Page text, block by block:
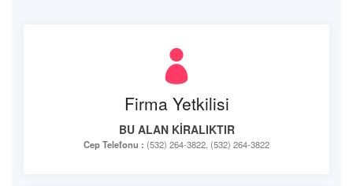
Firma Yetkilisi
BU ALAN KİRALIKTIR
Cep Telefonu : (532) 264-3822, (532) 264-3822